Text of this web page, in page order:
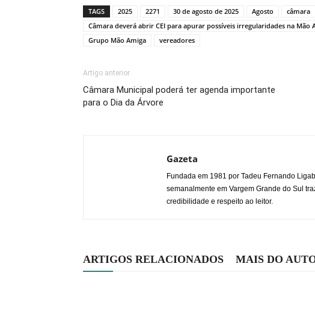
Link
TAGS 2025 2271 30 de agosto de 2025 Agosto
câmara
Câmara deverá abrir CEI para apurar possíveis irregularidades na Mão
Grupo Mão Amiga
vereadores
Artigo anterior
Câmara Municipal poderá ter agenda importante
para o Dia da Árvore
Gazeta
Fundada em 1981 por Tadeu Fernando
semanalmente em Vargem Grande do Sul
credibilidade e respeito ao leitor.
ARTIGOS RELACIONADOS MAIS DO